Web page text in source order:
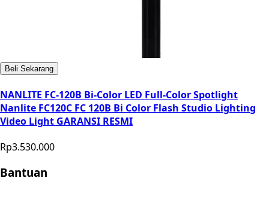
Beli Sekarang
NANLITE FC-120B Bi-Color LED Full-Color Spotlight
Nanlite FC120C FC 120B Bi Color Flash Studio Lighting
Video Light GARANSI RESMI
Rp3.530.000
Bantuan